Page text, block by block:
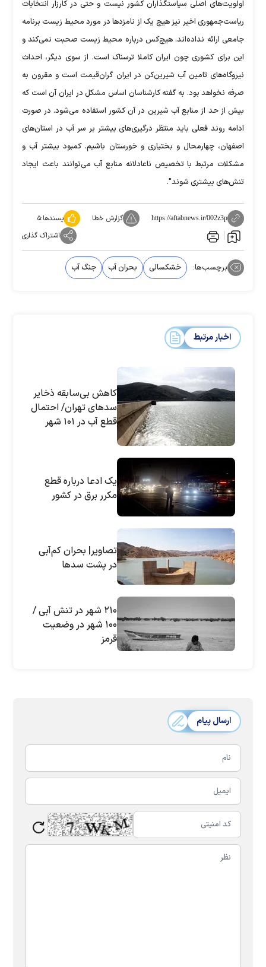
اولویت‌های اصلی سیاستگذاران کشور نیست و حتی در کارزار انتخابات
ریاست‌جمهوری اخیر نیز هیچ یک از نامزدها در مورد محیط زیست برنامه
جامعی ارائه نداده‌اند. هیچ‌کس درباره محیط زیست صحبت نمی‌کند و
این برای کشوری چون ایران کاملا ترسناک است. از سوی دیگر، احداث
نیروگاه‌های تامین آب شیرین‌کن در ایران گران‌قیمت است و مقرون به
صرفه نخواهد بود. به گفته کارشناسان اساس مشکل در ایران آن است که
بیش از حد از منابع آب شیرین در آن کشور استفاده می‌شود. در صورت
ادامه روند فعلی باید منتظر درگیری‌های بیشتر بر سر آب در استان‌های
اصفهان، چهارمحال و بختیاری و خورستان باشیم. کمبود بیشتر آب و
مشکلات مرتبط با تخصیص ناعادلانه منابع آب می‌توانند باعث ایجاد
تنش‌های بیشتری شوند".
https://aftabnews.ir/002z3p گزارش خطا پسندها:۵
اشتراک گذاری
برچسب‌ها: خشکسالی بحران آب جنگ آب
اخبار مرتبط
کاهش بی‌سابقه ذخایر
سدهای تهران/ احتمال
قطع آب در ۱۰۱ شهر
یک ادعا درباره قطع
مکرر برق در کشور
تصاویر| بحران کم‌آبی
در پشت سدها
۲۱۰ شهر در تنش آبی /
۱۰۰ شهر در وضعیت
قرمز
ارسال پیام